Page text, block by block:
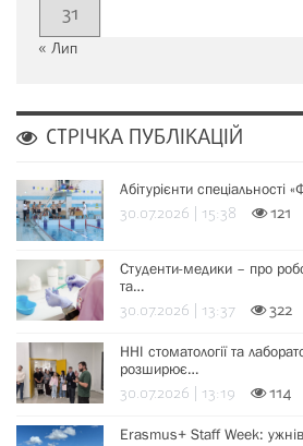
31
« Лип
СТРІЧКА ПУБЛІКАЦІЙ
Абітурієнти спеціальності
30.07.2026 | 15:38 121
Студенти-медики – про
та…
30.07.2026 | 13:37 322
ННІ стоматології та
розширює…
30.07.2026 | 13:19 114
Erasmus+ Staff Week: